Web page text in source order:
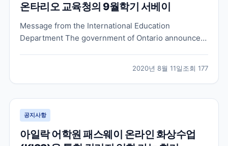
온타리오 교육청의 9월학기 서베이
Message from the International Education
Department The government of Ontario announced
2020년 8월 11일조회 177
공지사항
아일락 어학원 패스웨이 온라인 화상수업